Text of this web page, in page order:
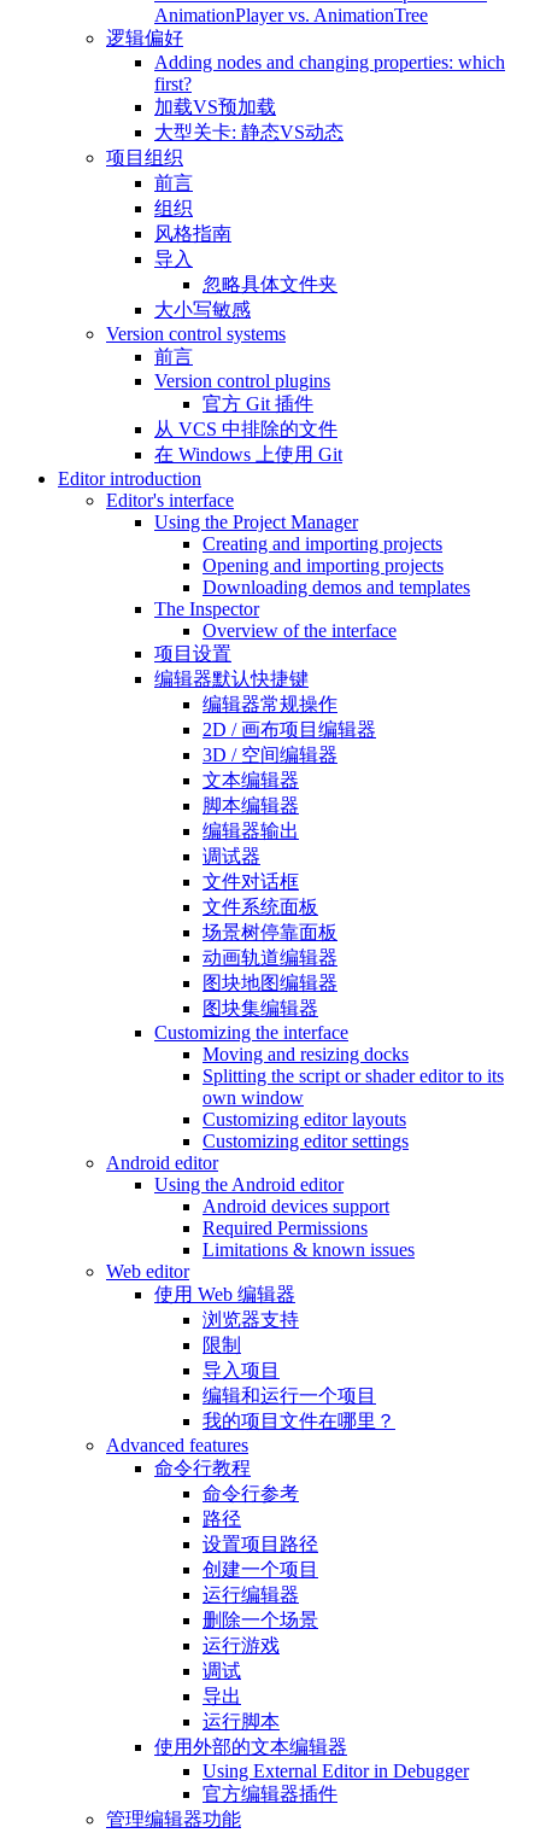
AnimationPlayer vs. AnimationTree
逻辑偏好
Adding nodes and changing properties: which
first?
加载VS预加载
大型关卡: 静态VS动态
项目组织
前言
组织
风格指南
导入
忽略具体文件夹
大小写敏感
Version control systems
前言
Version control plugins
官方 Git 插件
从 VCS 中排除的文件
在 Windows 上使用 Git
Editor introduction
Editor's interface
Using the Project Manager
Creating and importing projects
Opening and importing projects
Downloading demos and templates
The Inspector
Overview of the interface
项目设置
编辑器默认快捷键
编辑器常规操作
2D / 画布项目编辑器
3D / 空间编辑器
文本编辑器
脚本编辑器
编辑器输出
调试器
文件对话框
文件系统面板
场景树停靠面板
动画轨道编辑器
图块地图编辑器
图块集编辑器
Customizing the interface
Moving and resizing docks
Splitting the script or shader editor to its
own window
Customizing editor layouts
Customizing editor settings
Android editor
Using the Android editor
Android devices support
Required Permissions
Limitations & known issues
Web editor
使用 Web 编辑器
浏览器支持
限制
导入项目
编辑和运行一个项目
我的项目文件在哪里？
Advanced features
命令行教程
命令行参考
路径
设置项目路径
创建一个项目
运行编辑器
删除一个场景
运行游戏
调试
导出
运行脚本
使用外部的文本编辑器
Using External Editor in Debugger
官方编辑器插件
管理编辑器功能